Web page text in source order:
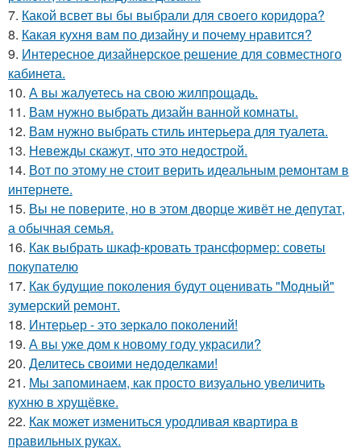
7. Какой всвет вы бы выбрали для своего коридора?
8. Какая кухня вам по дизайну и почему нравится?
9. Интересное дизайнерское решение для совместного
кабинета.
10. А вы жалуетесь на свою жилпрощадь.
11. Вам нужно выбрать дизайн ванной комнаты.
12. Вам нужно выбрать стиль интерьера для туалета.
13. Невежды скажут, что это недострой.
14. Вот по этому не стоит верить идеальным ремонтам в
интернете.
15. Вы не поверите, но в этом дворце живёт не депутат,
а обычная семья.
16. Как выбрать шкаф-кровать трансформер: советы
покупателю
17. Как будущие поколения будут оценивать "Модный"
зумерский ремонт.
18. Интерьер - это зеркало поколений!
19. А вы уже дом к новому году украсили?
20. Делитесь своими недоделками!
21. Мы запоминаем, как просто визуально увеличить
кухню в хрущёвке.
22. Как может измениться уродливая квартира в
правильных руках.